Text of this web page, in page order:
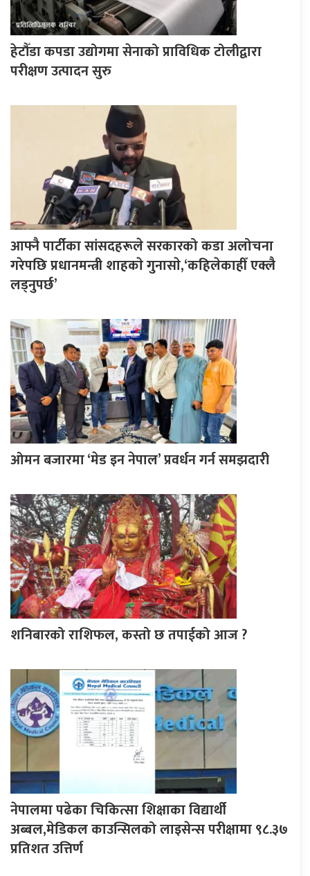
हेटौँडा कपडा उद्योगमा सेनाको प्राविधिक टोलीद्वारा
परीक्षण उत्पादन सुरु
आफ्नै पार्टीका सांसदहरूले सरकारको कडा अलोचना
गरेपछि प्रधानमन्त्री शाहकाे गुनासाे,‘कहिलेकाहीँ एक्लै
लड्नुपर्छ’
ओमन बजारमा ‘मेड इन नेपाल’ प्रवर्धन गर्न समझदारी
शनिबारको राशिफल, कस्तो छ तपाईको आज ?
नेपालमा पढेका चिकित्सा शिक्षाका विद्यार्थी
अब्बल,मेडिकल काउन्सिलको लाइसेन्स परीक्षामा ९८.३७
प्रतिशत उत्तिर्ण